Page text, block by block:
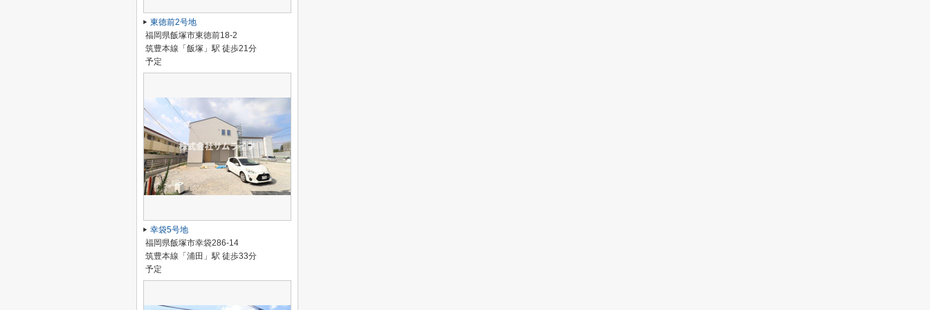
東徳前2号地
福岡県飯塚市東徳前18-2
筑豊本線「飯塚」駅 徒歩21分
予定
幸袋5号地
福岡県飯塚市幸袋286-14
筑豊本線「浦田」駅 徒歩33分
予定